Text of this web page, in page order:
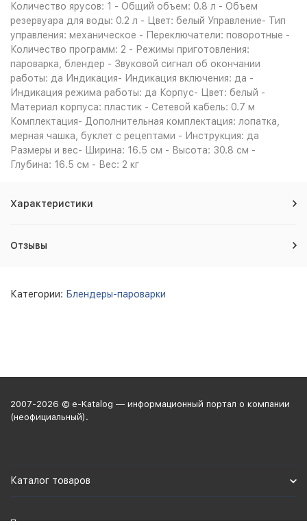
Количество ярусов: 1 - Общий объем: 0.8 л - Объем
резервуара для воды: 0.2 л - Цвет: белый Управление- Тип
управления: механическое - Переключатели: поворотные -
Количество программ: 2 - Режимы приготовления:
пароварка, блендер - Звуковой сигнал об окончании
работы: да Индикация- Индикация включения: да -
Индикация режима работы: да Корпус- Цвет: белый -
Материал корпуса: пластик - Сетевой кабель: 0.7 м
Комплектация- Дополнительная комплектация: лопатка,
мерная чашка, буклет с рецептами - Инструкция: да
Размеры и вес- Ширина: 16.5 см - Высота: 30.8 см -
Глубина: 16.5 см - Вес: 2 кг
Характеристики
Отзывы
Категории: Блендеры-пароварки
2007-2026 © e-Katalog — информационный портал о компании
(неофициальный).
Каталог товаров
Политика персональных данных